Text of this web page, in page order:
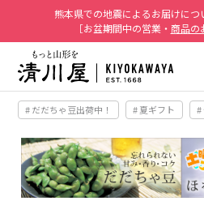
熊本県での地震によるお届けにつ
［お盆期間中の営業・ 商品の
# だだちゃ豆出荷中！ # 夏ギフト #